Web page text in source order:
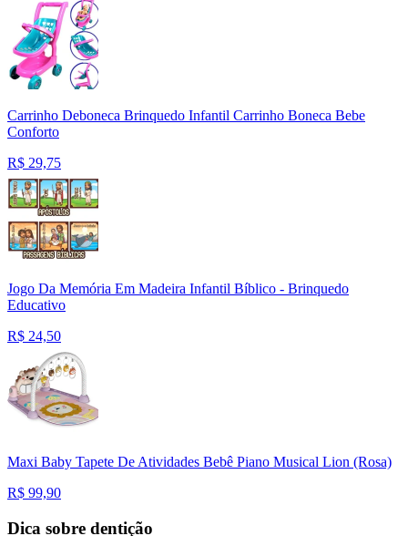
Carrinho Deboneca Brinquedo Infantil Carrinho Boneca Bebe
Conforto
R$ 29,75
Jogo Da Memória Em Madeira Infantil Bíblico - Brinquedo
Educativo
R$ 24,50
Maxi Baby Tapete De Atividades Bebê Piano Musical Lion (Rosa)
R$ 99,90
Dica sobre dentição